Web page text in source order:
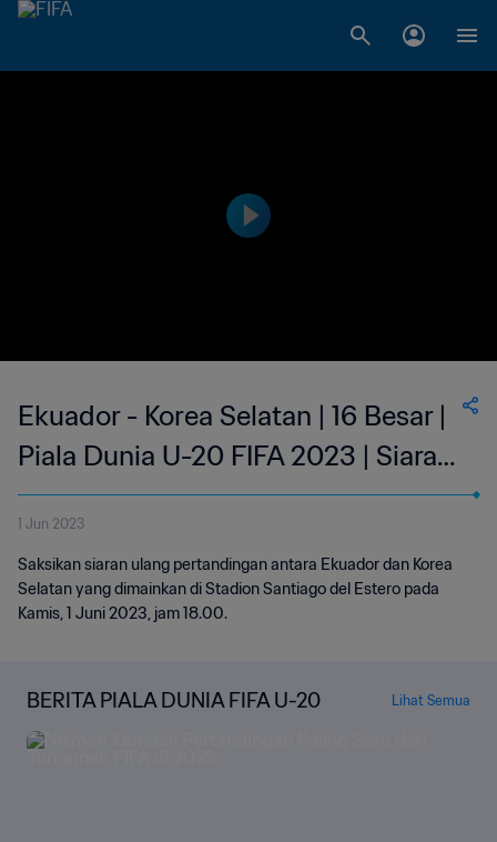
Ekuador - Korea Selatan | 16 Besar |
Piala Dunia U-20 FIFA 2023 | Siaran
Ulang
1 Jun 2023
Saksikan siaran ulang pertandingan antara Ekuador dan Korea
Selatan yang dimainkan di Stadion Santiago del Estero pada
Kamis, 1 Juni 2023, jam 18.00.
BERITA PIALA DUNIA FIFA U-20 Lihat Semua